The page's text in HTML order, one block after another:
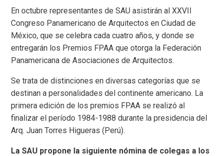
En octubre representantes de SAU asistirán al XXVII
Congreso Panamericano de Arquitectos en Ciudad de
México, que se celebra cada cuatro años, y donde se
entregarán los Premios FPAA que otorga la Federación
Panamericana de Asociaciones de Arquitectos.
Se trata de distinciones en diversas categorías que se
destinan a personalidades del continente americano. La
primera edición de los premios FPAA se realizó al
finalizar el período 1984-1988 durante la presidencia del
Arq. Juan Torres Higueras (Perú).
La SAU propone la siguiente nómina de colegas a los